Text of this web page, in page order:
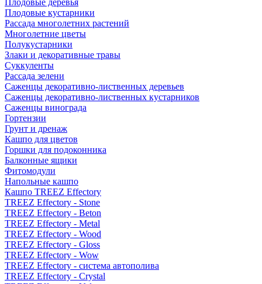
Плодовые деревья
Плодовые кустарники
Рассада многолетних растений
Многолетние цветы
Полукустарники
Злаки и декоративные травы
Суккуленты
Рассада зелени
Саженцы декоративно-лиственных деревьев
Саженцы декоративно-лиственных кустарников
Саженцы винограда
Гортензии
Грунт и дренаж
Кашпо для цветов
Горшки для подоконника
Балконные ящики
Фитомодули
Напольные кашпо
Кашпо TREEZ Effectory
TREEZ Effectory - Stone
TREEZ Effectory - Beton
TREEZ Effectory - Metal
TREEZ Effectory - Wood
TREEZ Effectory - Gloss
TREEZ Effectory - Wow
TREEZ Effectory - система автополива
TREEZ Effectory - Crystal